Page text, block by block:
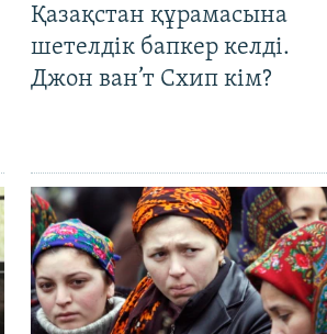
Қазақстан құрамасына
шетелдік бапкер келді.
Джон ван’т Схип кім?